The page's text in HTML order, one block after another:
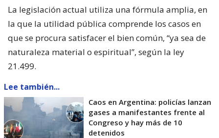
La legislación actual utiliza una fórmula amplia, en
la que la utilidad pública comprende los casos en
que se procura satisfacer el bien común, “ya sea de
naturaleza material o espiritual”, según la ley
21.499.
Lee también...
Caos en Argentina: policías lanzan
gases a manifestantes frente al
Congreso y hay más de 10
detenidos